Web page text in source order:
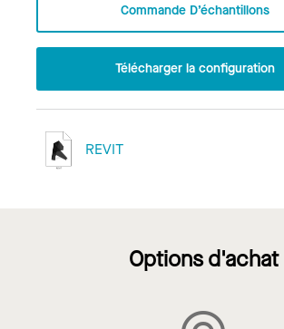
Commande D’échantillons
Télécharger la configuration
REVIT
Options d'achat